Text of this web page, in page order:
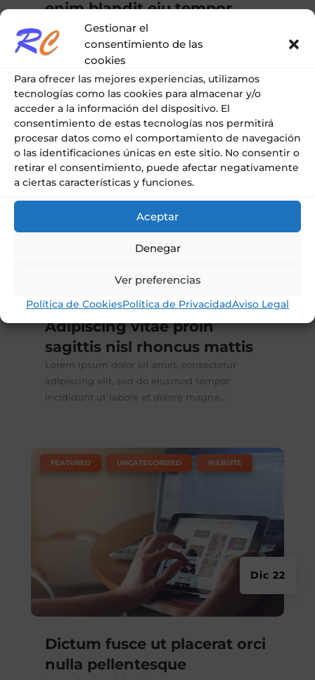
Gestionar el
consentimiento de las
cookies
Para ofrecer las mejores experiencias, utilizamos
tecnologías como las cookies para almacenar y/o
acceder a la información del dispositivo. El
consentimiento de estas tecnologías nos permitirá
procesar datos como el comportamiento de navegación
o las identificaciones únicas en este sitio. No consentir o
retirar el consentimiento, puede afectar negativamente
a ciertas características y funciones.
Aceptar
Denegar
Ver preferencias
Política de CookiesPolítica de PrivacidadAviso Legal
enim blandit eiu tempor
incididunt
Lorem ipsum dolor sit amet, consectetur
adipiscing elit, sed do eiusmod tempor
incididunt ut labore et dolore magna...
Adipiscing vitae proin
sagittis nisl rhoncus mattis
| , WEBSITE
Lorem ipsum dolor sit amet, consectetur
adipiscing elit, sed do eiusmod tempor
incididunt ut labore et dolore magna...
Dictum fusce ut placerat orci
nulla pellentesque
Dic 22
FEATURED UNCATEGORIZED WEBSITE